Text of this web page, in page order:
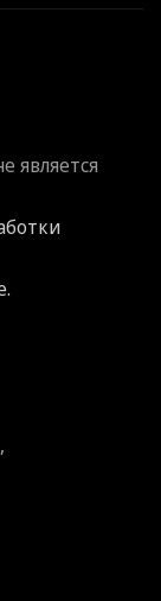
является